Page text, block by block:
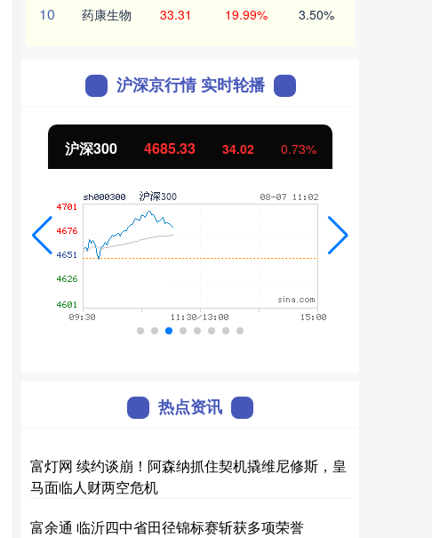
10 药康生物 33.31 19.99% 3.50%
沪深京行情 实时轮播
北证50 1121.10 -1.78 -0.16%
热点资讯
富灯网 续约谈崩！阿森纳抓住契机撬维尼修斯，皇
马面临人财两空危机
富余通 临沂四中省田径锦标赛斩获多项荣誉